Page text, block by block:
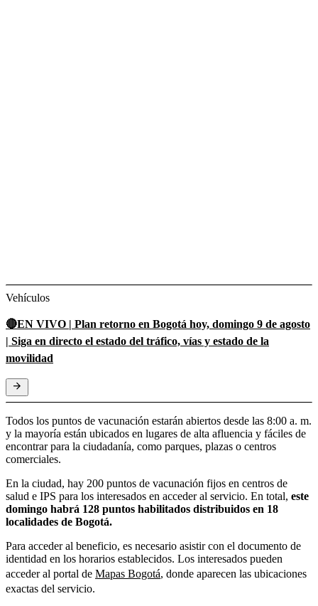
Vehículos
🔴EN VIVO | Plan retorno en Bogotá hoy, domingo 9 de agosto
| Siga en directo el estado del tráfico, vías y estado de la
movilidad
Todos los puntos de vacunación estarán abiertos desde las 8:00 a. m.
y la mayoría están ubicados en lugares de alta afluencia y fáciles de
encontrar para la ciudadanía, como parques, plazas o centros
comerciales.
En la ciudad, hay 200 puntos de vacunación fijos en centros de
salud e IPS para los interesados en acceder al servicio. En total, este
domingo habrá 128 puntos habilitados distribuidos en 18
localidades de Bogotá.
Para acceder al beneficio, es necesario asistir con el documento de
identidad en los horarios establecidos. Los interesados pueden
acceder al portal de Mapas Bogotá, donde aparecen las ubicaciones
exactas del servicio.